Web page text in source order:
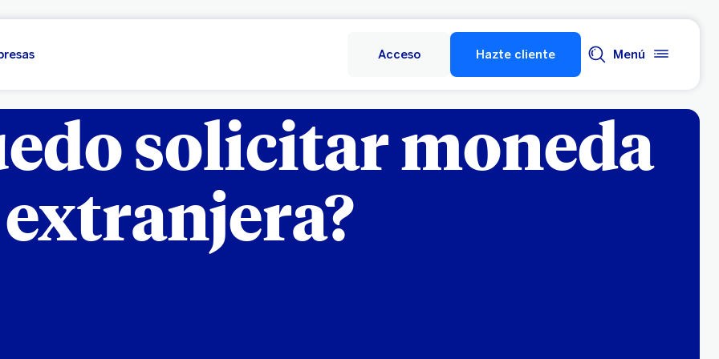
Acceso Hazte cliente Menú
solicitar moneda
extranjera?